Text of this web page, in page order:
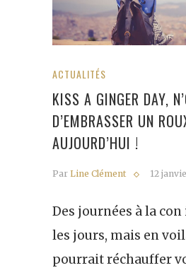
ACTUALITÉS
KISS A GINGER DAY,
D’EMBRASSER UN
AUJOURD’HUI !
Par Line Clément 12
Des journées à la con
les jours, mais en
pourrait réchauffer